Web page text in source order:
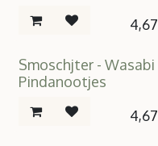
4,67
Smoschjter - Wasabi
Pindanootjes
4,67